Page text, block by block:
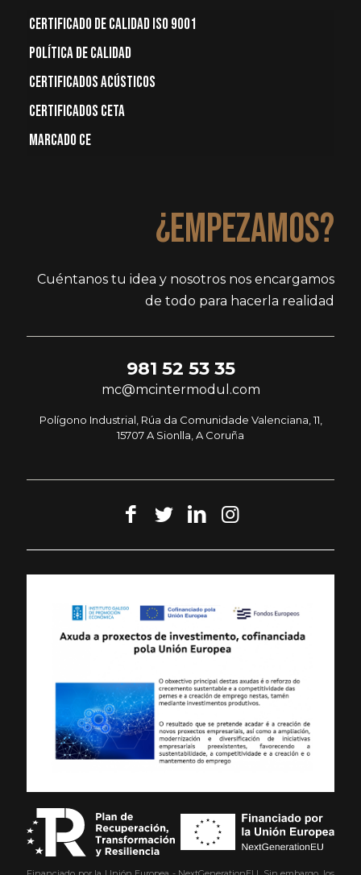
CERTIFICADO DE CALIDAD ISO 9001
POLÍTICA DE CALIDAD
CERTIFICADOS ACÚSTICOS
CERTIFICADOS CETA
MARCADO CE
¿Empezamos?
Cuéntanos tu idea y nosotros nos encargamos
de todo para hacerla realidad
981 52 53 35
mc@mcintermodul.com
Polígono Industrial, Rúa da Comunidade Valenciana, 11,
15707 A Sionlla, A Coruña